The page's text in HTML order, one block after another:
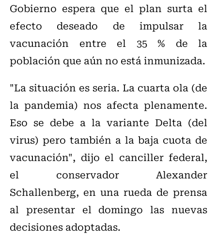
Gobierno espera que el plan surta el
efecto deseado de impulsar la
vacunación entre el 35 % de la
población que aún no está inmunizada.
"La situación es seria. La cuarta ola (de
la pandemia) nos afecta plenamente.
Eso se debe a la variante Delta (del
virus) pero también a la baja cuota de
vacunación", dijo el canciller federal,
el conservador Alexander
Schallenberg, en una rueda de prensa
al presentar el domingo las nuevas
decisiones adoptadas.